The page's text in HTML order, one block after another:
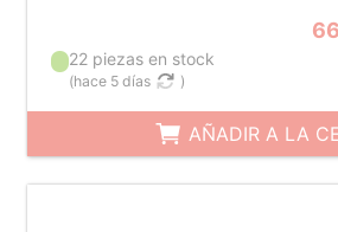
22 piezas en stock
(hace 5 días )
AÑADIR A LA